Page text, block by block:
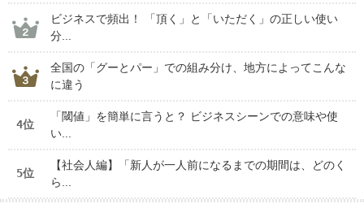
ビジネスで頻出！ 「頂く」と「いただく」の正しい使い
分...
全国の「グーとパー」での組み分け、地方によってこんな
に違う
4位
「閾値」を簡単に言うと？ ビジネスシーンでの意味や使
い...
5位
【社会人編】「新人が一人前になるまでの期間は、どのく
ら...